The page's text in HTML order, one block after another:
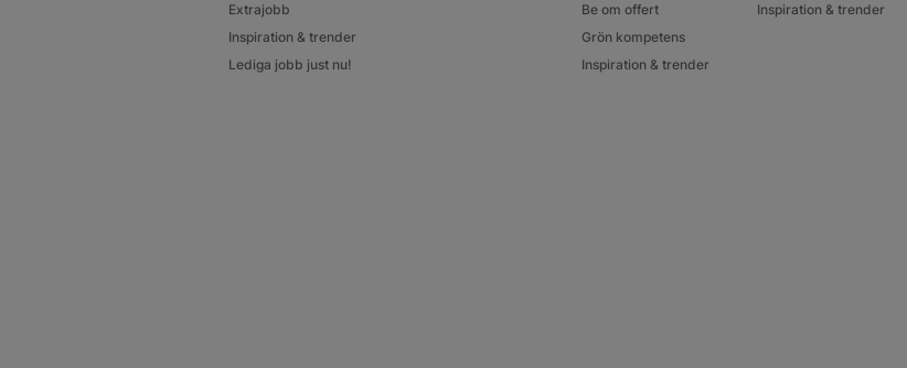
Extrajobb
Inspiration & trender
Lediga jobb just nu!
Be om offert
Grön kompetens
Inspiration & trender
Inspiration & trender